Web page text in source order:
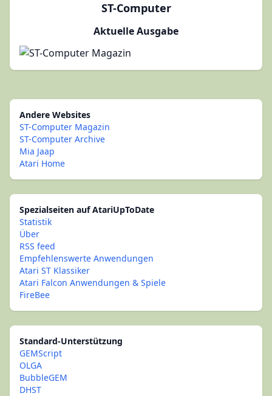
ST-Computer
Aktuelle Ausgabe
Andere Websites
ST-Computer Magazin
ST-Computer Archive
Mia Jaap
Atari Home
Spezialseiten auf AtariUpToDate
Statistik
Über
RSS feed
Empfehlenswerte Anwendungen
Atari ST Klassiker
Atari Falcon Anwendungen & Spiele
FireBee
Standard-Unterstützung
GEMScript
OLGA
BubbleGEM
DHST